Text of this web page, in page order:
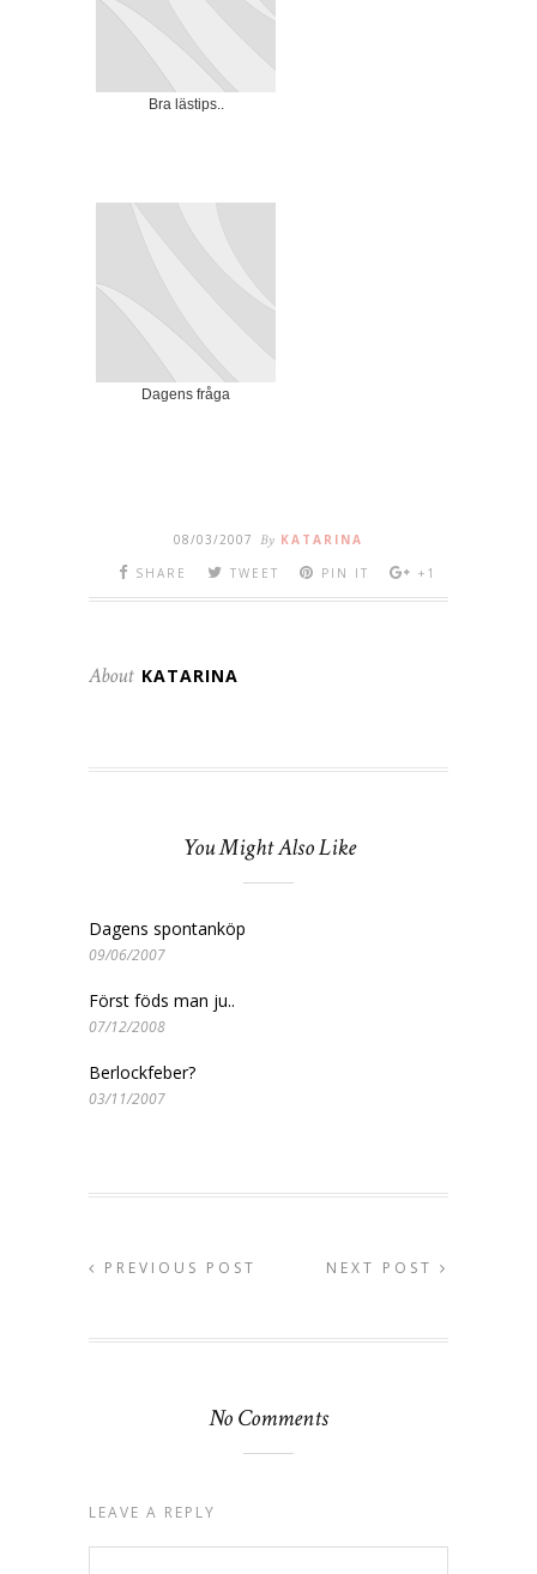
Bra lästips..
Dagens fråga
08/03/2007 By KATARINA
SHARE
TWEET PIN IT +1
About KATARINA
You Might Also Like
Dagens spontanköp
09/06/2007
Först föds man ju..
07/12/2008
Berlockfeber?
03/11/2007
PREVIOUS POST NEXT POST
No Comments
LEAVE A REPLY